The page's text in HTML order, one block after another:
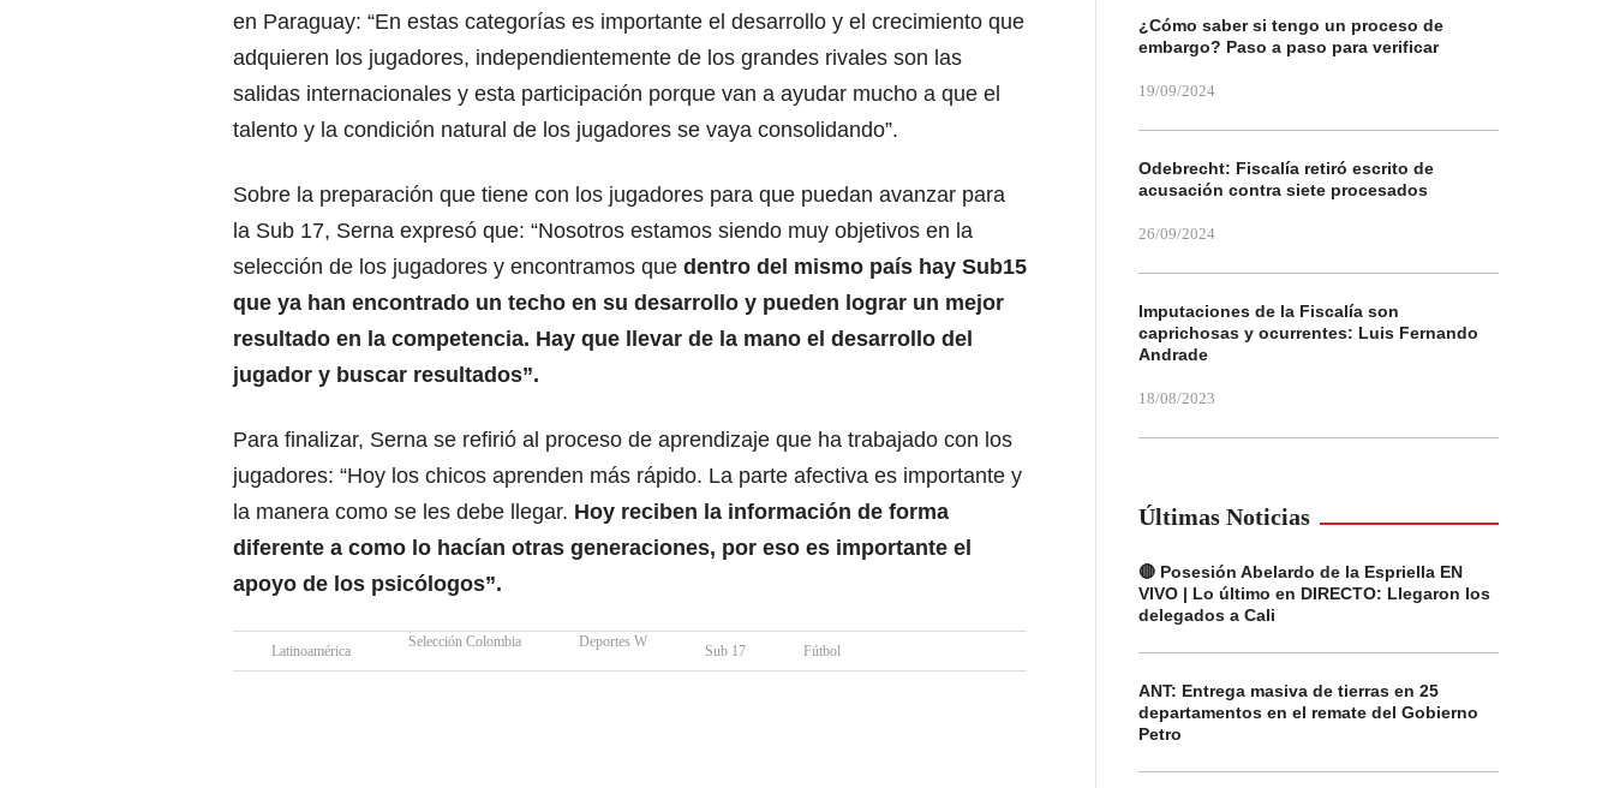
en Paraguay: “En estas categorías es importante el desarrollo y el crecimiento que
adquieren los jugadores, independientemente de los grandes rivales son las
salidas internacionales y esta participación porque van a ayudar mucho a que el
talento y la condición natural de los jugadores se vaya consolidando”.
Sobre la preparación que tiene con los jugadores para que puedan avanzar para
la Sub 17, Serna expresó que: “Nosotros estamos siendo muy objetivos en la
selección de los jugadores y encontramos que dentro del mismo país hay Sub15
que ya han encontrado un techo en su desarrollo y pueden lograr un mejor
resultado en la competencia. Hay que llevar de la mano el desarrollo del
jugador y buscar resultados”.
Para finalizar, Serna se refirió al proceso de aprendizaje que ha trabajado con los
jugadores: “Hoy los chicos aprenden más rápido. La parte afectiva es importante y
la manera como se les debe llegar. Hoy reciben la información de forma
diferente a como lo hacían otras generaciones, por eso es importante el
apoyo de los psicólogos”.
Latinoamérica
Selección Colombia Deportes W
Sub 17 Fútbol
¿Cómo saber si tengo un proceso de
embargo? Paso a paso para verificar
19/09/2024
Odebrecht: Fiscalía retiró escrito de
acusación contra siete procesados
26/09/2024
Imputaciones de la Fiscalía son
caprichosas y ocurrentes: Luis Fernando
Andrade
18/08/2023
Últimas Noticias
🔴 Posesión Abelardo de la Espriella EN
VIVO | Lo último en DIRECTO: Llegaron los
delegados a Cali
ANT: Entrega masiva de tierras en 25
departamentos en el remate del Gobierno
Petro